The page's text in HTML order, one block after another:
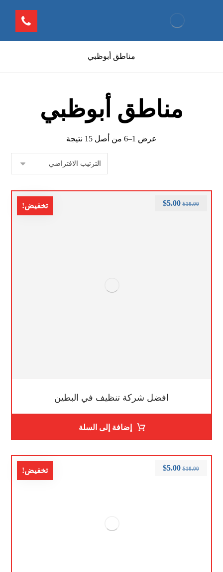
مناطق أبوظبي
مناطق أبوظبي
عرض 1–6 من أصل 15 نتيجة
تخفيض!
افضل شركة تنظيف في البطين
$10.00
$5.00
إضافة إلى السلة
تخفيض! $10.00
$5.00